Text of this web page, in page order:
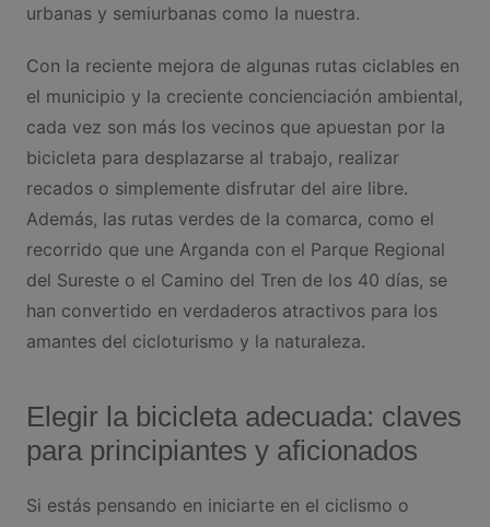
urbanas y semiurbanas como la nuestra.
Con la reciente mejora de algunas rutas ciclables en
el municipio y la creciente concienciación ambiental,
cada vez son más los vecinos que apuestan por la
bicicleta para desplazarse al trabajo, realizar
recados o simplemente disfrutar del aire libre.
Además, las rutas verdes de la comarca, como el
recorrido que une Arganda con el Parque Regional
del Sureste o el Camino del Tren de los 40 días, se
han convertido en verdaderos atractivos para los
amantes del cicloturismo y la naturaleza.
Elegir la bicicleta adecuada: claves
para principiantes y aficionados
Si estás pensando en iniciarte en el ciclismo o